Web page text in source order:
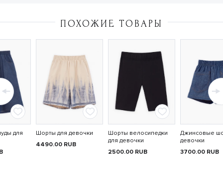
ПОХОЖИЕ ТОВАРЫ
для
Шорты для девочки
4490.00 RUB
Шорты велосипедки
для девочки
2500.00 RUB
Джинсовые
девочки
3700.00 RUB